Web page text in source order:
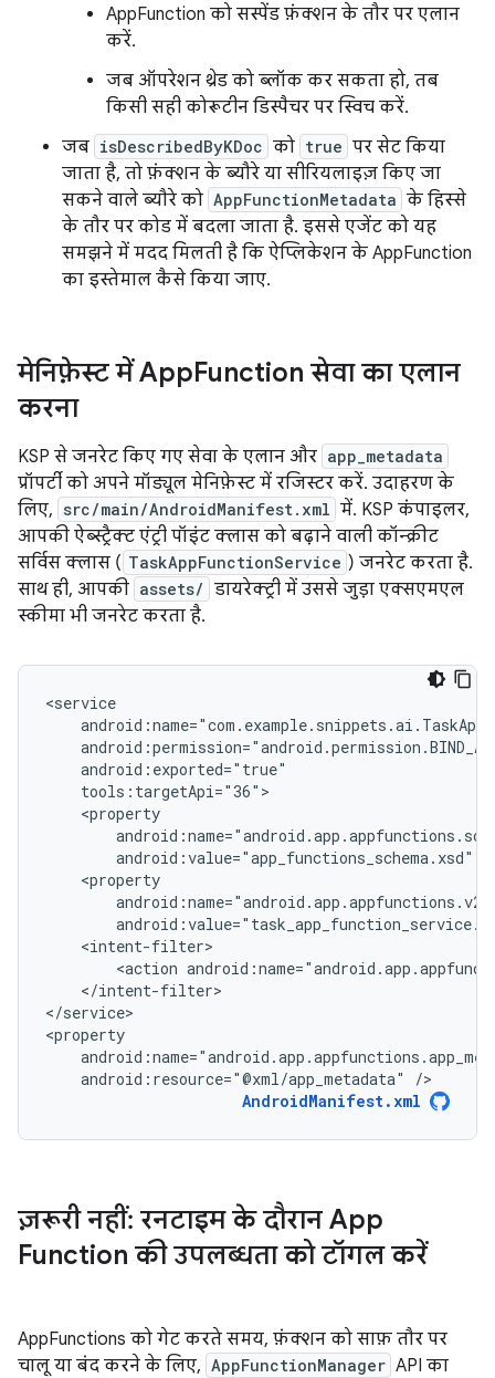
AppFunction को सस्पेंड फ़ंक्शन के तौर पर एलान
करें.
जब ऑपरेशन थ्रेड को ब्लॉक कर सकता हो, तब
किसी सही कोरूटीन डिस्पैचर पर स्विच करें.
जब isDescribedByKDoc को true पर सेट किया
जाता है, तो फ़ंक्शन के ब्यौरे या सीरियलाइज़ किए जा
सकने वाले ब्यौरे को AppFunctionMetadata के हिस्से
के तौर पर कोड में बदला जाता है. इससे एजेंट को यह
समझने में मदद मिलती है कि ऐप्लिकेशन के AppFunction
का इस्तेमाल कैसे किया जाए.
मेनिफ़ेस्ट में AppFunction सेवा का एलान
करना
KSP से जनरेट किए गए सेवा के एलान और app_metadata
प्रॉपर्टी को अपने मॉड्यूल मेनिफ़ेस्ट में रजिस्टर करें. उदाहरण के
लिए, src/main/AndroidManifest.xml में. KSP कंपाइलर,
आपकी ऐब्स्ट्रैक्ट एंट्री पॉइंट क्लास को बढ़ाने वाली कॉन्क्रीट
सर्विस क्लास ( TaskAppFunctionService ) जनरेट करता है.
साथ ही, आपकी assets/ डायरेक्ट्री में उससे जुड़ा एक्सएमएल
स्कीमा भी जनरेट करता है.
android:value="app_functions_schema.xsd"
<action
</intent-filter>
</service>
android:resource="@xml/app_metadata"
/>
AndroidManifest.xml
ज़रूरी नहीं: रनटाइम के दौरान App
Function की उपलब्धता को टॉगल करें
AppFunctions को गेट करते समय, फ़ंक्शन को साफ़ तौर पर
चालू या बंद करने के लिए, AppFunctionManager API का